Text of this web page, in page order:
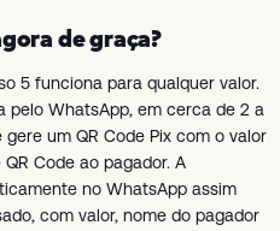
de graça?
5 funciona para qualquer valor.
pelo WhatsApp, em cerca de 2 a
um QR Code Pix com o valor
Code ao pagador. A
no WhatsApp assim
com valor, nome do pagador